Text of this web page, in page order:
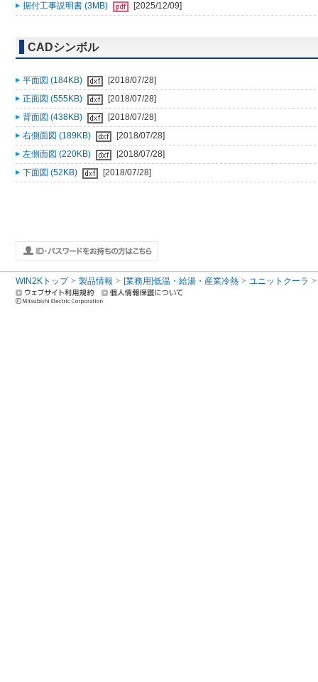
据付工事説明書 (3MB) [2025/12/09]
CADシンボル
平面図 (184KB)
[2018/07/28]
正面図 (555KB)
[2018/07/28]
背面図 (438KB)
[2018/07/28]
右側面図 (189KB)
[2018/07/28]
左側面図 (220KB)
[2018/07/28]
下面図 (52KB)
[2018/07/28]
WIN2Kトップ 製品情報 [業務用]低温・給湯・産業冷熱 ユニットクーラ